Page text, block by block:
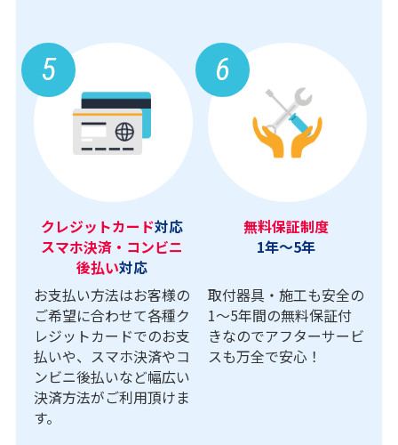
5
クレジットカード対応
スマホ決済・コンビニ
後払い対応
お支払い方法はお客様の
ご希望に合わせて各種ク
レジットカードでのお支
払いや、スマホ決済やコ
ンビニ後払いなど幅広い
決済方法がご利用頂けま
す。
6
無料保証制度
1年～5年
取付器具・施工も安全の
1〜5年間の無料保証付
きなのでアフターサービ
スも万全で安心！